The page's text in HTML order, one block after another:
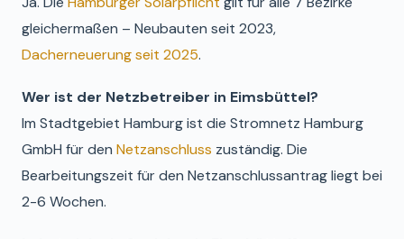
gleichermaßen – Neubauten seit 2023,
Dacherneuerung seit 2025.
Wer ist der Netzbetreiber in Eimsbüttel?
Im Stadtgebiet Hamburg ist die Stromnetz Hamburg
GmbH für den Netzanschluss zuständig. Die
Bearbeitungszeit für den Netzanschlussantrag liegt bei
2-6 Wochen.